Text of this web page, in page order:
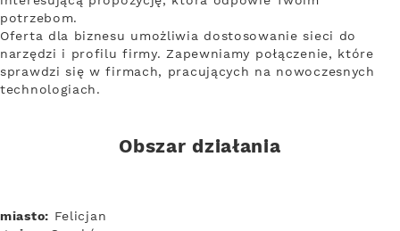
potrzebom.
Oferta dla biznesu umożliwia dostosowanie sieci do
narzędzi i profilu firmy. Zapewniamy połączenie, które
sprawdzi się w firmach, pracujących na nowoczesnych
technologiach.
Obszar działania
miasto: Felicjan